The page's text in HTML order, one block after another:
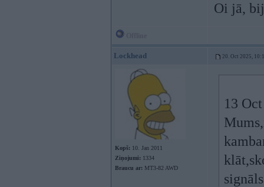
Oi jā,
Lockhead 20. Oct 2025,
Kopš: 10. Jan 2011
Ziņojumi: 1334
Braucu ar: MT3-82 AWD
13